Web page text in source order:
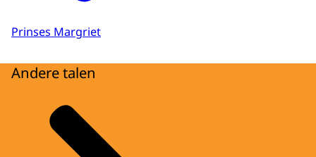
Prinses Margriet
Andere talen